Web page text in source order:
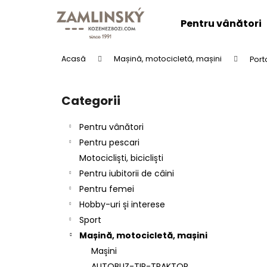
Pentru vânători
Acasă Mașină, motocicletă, mașini
Sari
categorii
Categorii
Pentru vânători
Pentru pescari
Motocicliști, bicicliști
Pentru iubitorii de câini
Pentru femei
Hobby-uri și interese
Sport
Mașină, motocicletă, mașini
Mașini
Înapoi
cumpărături
Înapoi
cumpărături
CENTURA DIN PIELE "LOVU ZDAR".
lei137,61